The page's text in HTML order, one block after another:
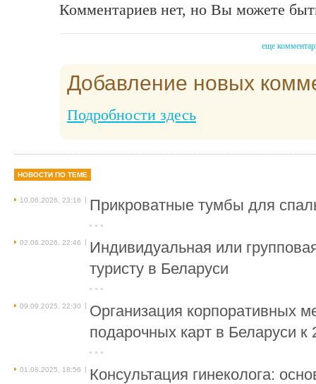
Комментариев нет, но Вы можете
еще
Добавление новых
Подробности здесь
НОВОСТИ ПО ТЕМЕ
10.06.2026, 23:16 | Прикроватные тумбы для
02.06.2026, 22:46 | Индивидуальная или
туристу в Беларуси
09.09.2025, 22:30 | Организация корпоративных
подарочных карт в Беларуси к
01.08.2025, 18:56 | Консультация гинеколога: